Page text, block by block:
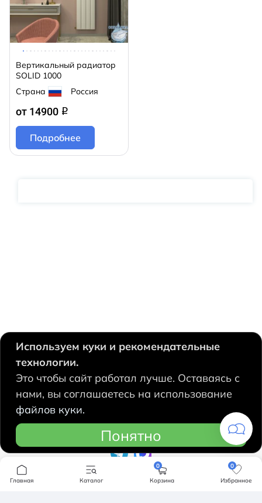
Вертикальный радиатор
SOLID 1000
Страна
Россия
от 14900 q
Подробнее
Компания
630124, Новосибирск,
Есенина, 67
hidrolux@mail.ru
Используем куки и рекомендательные
технологии.
Это чтобы сайт работал лучше. Оставаясь с
нами, вы соглашаетесь на использование
файлов куки.
Понятно
Главная Каталог
0
Корзина
0
Избранное